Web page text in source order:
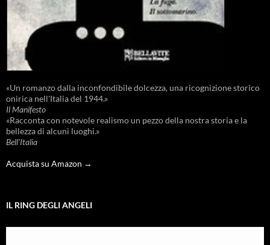
«Un romanzo dalla inconfondibile dolcezza, una ricognizione storico
onirica nell'Italia del 1944.»
Il Manifesto
«Racconta con notevole realismo un pezzo della nostra storia e la
bellezza di alcuni luoghi.»
Bell'Italia
Acquista su Amazon →
IL RING DEGLI ANGELI